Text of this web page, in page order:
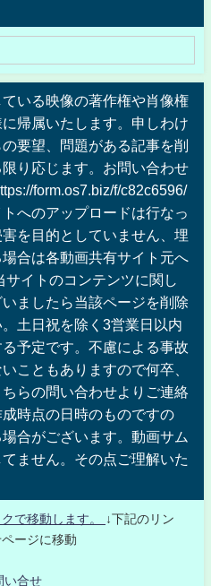
いる映像の著作権や肖像権
帰属いたします。申しわけ
要望、問題がある記事を削
り応じます。お問い合わせ
form.os7.biz/f/c82c6596/
へのアップロードは行なっ
を目的としていません、埋
合は各動画共有サイト元へ
イトのコンテンツに関し
ましたら当該ページを削除
土日祝を除く3営業日以内
予定です。不慮による事故
こともありますので何卒、
らの問い合わせよりご連絡
時点の日時のものですの
合がございます。動画サム
ません。その点ご理解いた
で移動します。
↓下記のリン
ージに移動
い合せ